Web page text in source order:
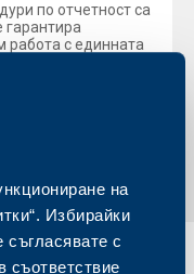
на
Избирайки
с
съответствие
по отчетност са
гарантира
с единната